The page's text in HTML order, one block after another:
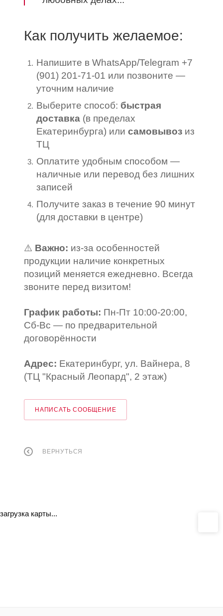
Как получить желаемое:
Напишите в WhatsApp/Telegram +7
(901) 201-71-01 или позвоните —
уточним наличие
Выберите способ: быстрая
доставка (в пределах
Екатеринбурга) или самовывоз из
ТЦ
Оплатите удобным способом —
наличные или перевод без лишних
записей
Получите заказ в течение 90 минут
(для доставки в центре)
⚠️ Важно: из-за особенностей
продукции наличие конкретных
позиций меняется ежедневно. Всегда
звоните перед визитом!
График работы: Пн-Пт 10:00-20:00,
Сб-Вс — по предварительной
договорённости
Адрес: Екатеринбург, ул. Вайнера, 8
(ТЦ "Красный Леопард", 2 этаж)
НАПИСАТЬ СООБЩЕНИЕ
ВЕРНУТЬСЯ
загрузка карты...